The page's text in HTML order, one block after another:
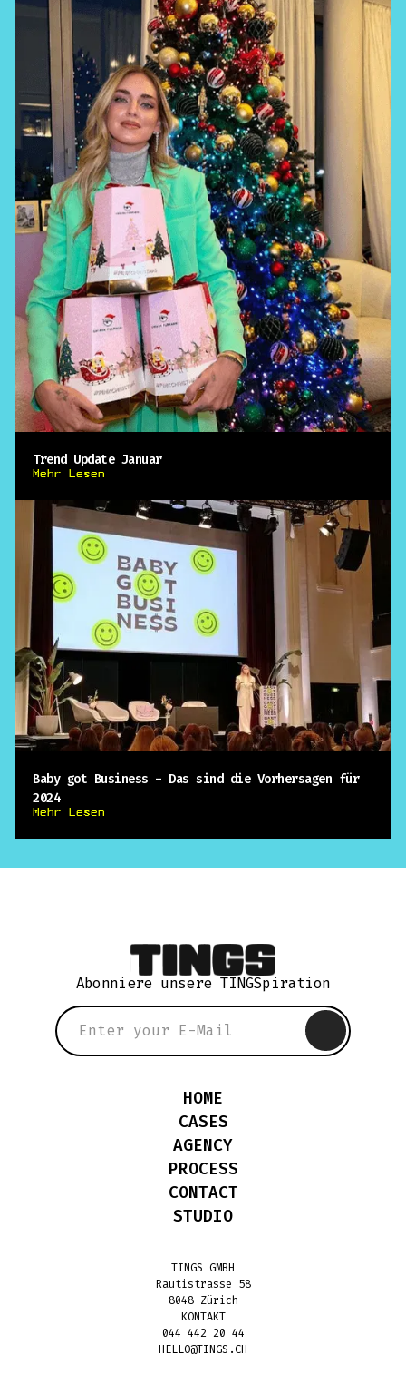
Trend Update Januar
Mehr Lesen
Baby got Business - Das sind die Vorhersagen für
2024
Mehr Lesen
Abonniere unsere TINGSpiration
HOME
CASES
AGENCY
PROCESS
CONTACT
STUDIO
TINGS GMBH
Rautistrasse 58
8048 Zürich
KONTAKT
044 442 20 44
HELLO@TINGS.CH